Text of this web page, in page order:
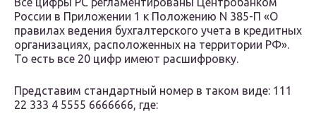
России в Приложении 1 к Положению N 385-П «О
правилах ведения бухгалтерского учета в кредитных
организациях, расположенных на территории РФ».
То есть все 20 цифр имеют расшифровку.
Представим стандартный номер в таком виде: 111
22 333 4 5555 6666666, где: